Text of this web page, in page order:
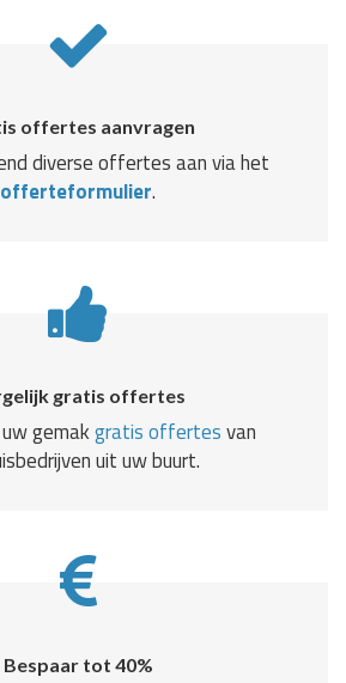
offertes aanvragen
diverse offertes aan via het
offerteformulier.
gratis offertes
gemakgratis offertesvan
uit uw buurt.
Bespaar tot 40%